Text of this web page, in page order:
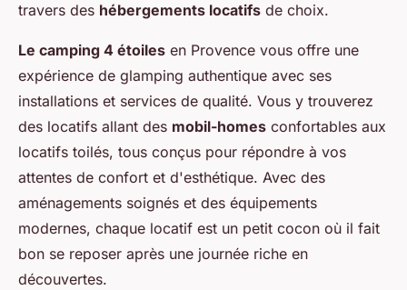
travers des hébergements locatifs de choix.
Le camping 4 étoiles en Provence vous offre une
expérience de glamping authentique avec ses
installations et services de qualité. Vous y trouverez
des locatifs allant des mobil-homes confortables aux
locatifs toilés, tous conçus pour répondre à vos
attentes de confort et d'esthétique. Avec des
aménagements soignés et des équipements
modernes, chaque locatif est un petit cocon où il fait
bon se reposer après une journée riche en
découvertes.